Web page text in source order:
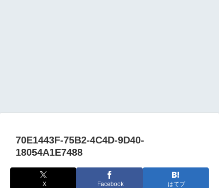
70E1443F-75B2-4C4D-9D40-
18054A1E7488
X Facebook はてブ